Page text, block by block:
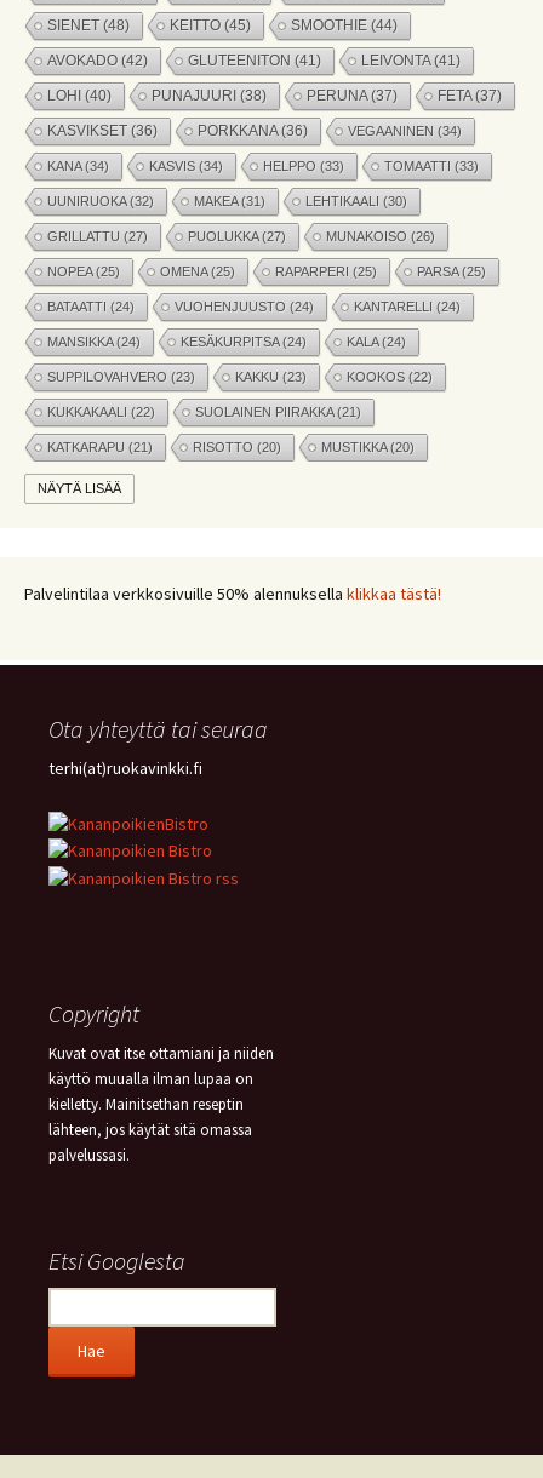
SIENET (48) KEITTO (45) SMOOTHIE (44)
AVOKADO (42) GLUTEENITON (41) LEIVONTA(41)
LOHI (40) PUNAJUURI (38) PERUNA(37) FETA(37)
KASVIKSET (36) PORKKANA(36) VEGAANINEN (34)
KANA(34) KASVIS (34) HELPPO (33) TOMAATTI (33)
UUNIRUOKA(32) MAKEA(31) LEHTIKAALI (30)
GRILLATTU (27) PUOLUKKA(27) MUNAKOISO (26)
NOPEA(25) OMENA(25) RAPARPERI (25) PARSA(25)
BATAATTI (24) VUOHENJUUSTO (24) KANTARELLI (24)
MANSIKKA(24) KESÄKURPITSA(24) KALA(24)
SUPPILOVAHVERO (23) KAKKU (23) KOOKOS (22)
KUKKAKAALI (22) SUOLAINEN PIIRAKKA(21)
KATKARAPU (21) RISOTTO (20) MUSTIKKA(20)
MARJAT(19)
JÄLKIRUOKA (17) PAPRIKA (17) COUSCOUS (17)
NÄYTÄ LISÄÄ
Palvelintilaa verkkosivuille 50% alennuksella klikkaa tästä!
Ota yhteyttä tai seuraa
terhi(at)ruokavinkki.fi
Copyright
Kuvat ovat itse ottamiani ja niiden
käyttö muualla ilman lupaa on
kielletty. Mainitsethan reseptin
lähteen, jos käytät sitä omassa
palvelussasi.
Etsi Googlesta